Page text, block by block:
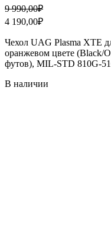
9 990,00₽
Первоначальная
цена
составляла
9
990,00₽.
4 190,00₽
Текущая
цена:
4
190,00₽.
Чехол UAG Plasma XTE
оранжевом цвете (Black/
футов), MIL-STD 810G-
В наличии